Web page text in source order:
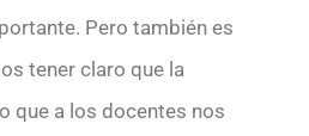
Pero también es
tener claro que la
que a los docentes nos